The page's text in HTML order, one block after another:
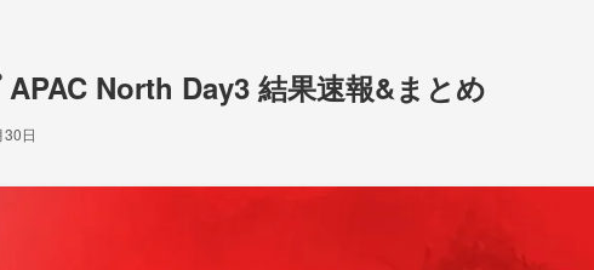
North Day3 結果速報&まとめ
日